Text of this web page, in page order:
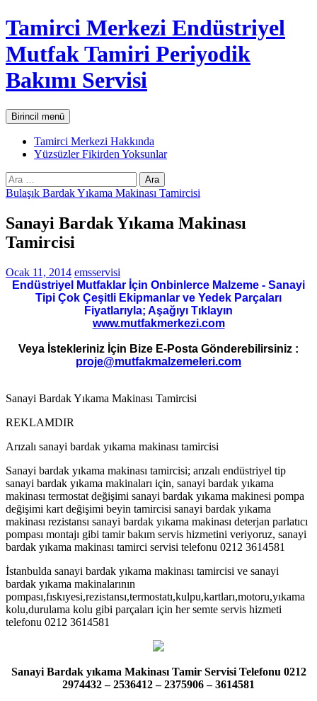
İçeriğe
atla
Tamirci Merkezi Endüstriyel
Mutfak Tamiri Periyodik
Bakımı Servisi
AraBirincil menü
Tamirci Merkezi Hakkında
Yüzsüzler Fikirden Yoksunlar
Arama:
Bulaşık Bardak Yıkama Makinası Tamircisi
Sanayi Bardak Yıkama Makinası
Tamircisi
Ocak 11, 2014 emsservisi
Endüstriyel Mutfaklar İçin Onbinlerce Malzeme - Sanayi
Tipi Çok Çeşitli Ekipmanlar ve Yedek Parçaları
Fiyatlarıyla; Aşağıyı Tıklayın
www.mutfakmerkezi.com
Veya İstekleriniz İçin Bize E-Posta Gönderebilirsiniz :
proje@mutfakmalzemeleri.com
Sanayi Bardak Yıkama Makinası Tamircisi
REKLAMDIR
Arızalı sanayi bardak yıkama makinası tamircisi
Sanayi bardak yıkama makinası tamircisi; arızalı endüstriyel tip
sanayi bardak yıkama makinaları için, sanayi bardak yıkama
makinası termostat değişimi sanayi bardak yıkama makinesi pompa
değişimi kart değişimi beyin tamircisi sanayi bardak yıkama
makinası rezistansı sanayi bardak yıkama makinası deterjan parlatıcı
pompası montajı gibi tamir bakım servis hizmetini veriyoruz, sanayi
bardak yıkama makinası tamirci servisi telefonu 0212 3614581
İstanbulda sanayi bardak yıkama makinası tamircisi ve sanayi
bardak yıkama makinalarının
pompası,fıskıyesi,rezistansı,termostatı,kulpu,kartları,motoru,yıkama
kolu,durulama kolu gibi parçaları için her semte servis hizmeti
telefonu 0212 3614581
Sanayi Bardak yıkama Makinası Tamir Servisi Telefonu 0212
2974432 – 2536412 – 2375906 – 3614581